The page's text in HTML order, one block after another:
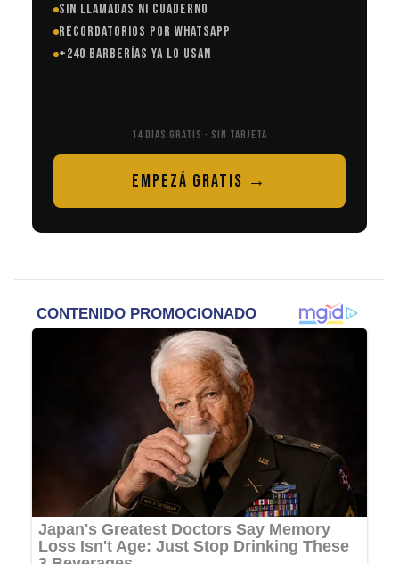
SIN LLAMADAS NI CUADERNO
RECORDATORIOS POR WHATSAPP
+240 BARBERÍAS YA LO USAN
14 DÍAS GRATIS · SIN TARJETA
EMPEZÁ GRATIS →